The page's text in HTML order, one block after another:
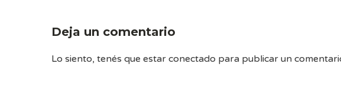
Deja un comentario
Lo siento, tenés que estar conectado para publicar un